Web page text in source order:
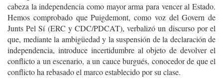
cabeza la independencia como mayor arma para vencer al Estado.
Hemos comprobado que Puigdemont, como voz del Govern de
Junts Pel Sí (ERC y CDC/PDCAT), verbalizó un discurso por el
que, mediante la ambigüedad y la suspensión de la declaración de
independencia, introduce incertidumbre al objeto de devolver el
conflicto a un escenario, a un cauce burgués, conocedor de que el
conflicto ha rebasado el marco establecido por su clase.